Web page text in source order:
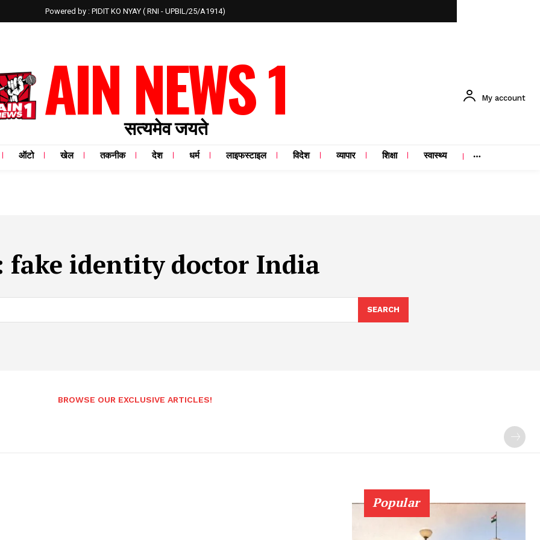
Powered by : PIDIT KO NYAY ( RNI - UPBIL/25/A1914)
AIN NEWS 1
सत्यमेव जयते
My account
ऑटो खेल तकनीक देश धर्म लाइफस्टाइल विदेश व्यापार शिक्षा स्वास्थ्य
fake identity doctor India
SEARCH
BROWSE OUR EXCLUSIVE ARTICLES!
Popular